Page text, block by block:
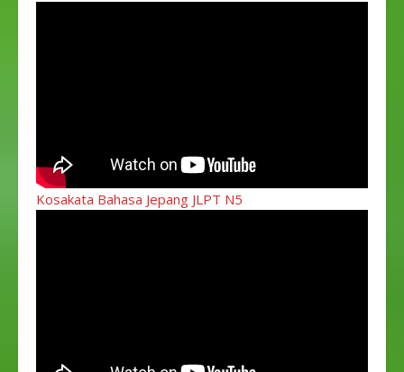
Kosakata Bahasa Jepang JLPT N5